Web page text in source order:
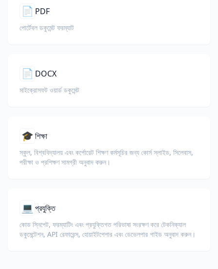
📄 PDF
পোর্টেবল ডকুমেন্ট ফরম্যাট
📄 DOCX
মাইক্রোসফট ওয়ার্ড ডকুমেন্ট
🎓শিক্ষা
স্কুল, বিশ্ববিদ্যালয় এবং কর্পোরেট শিক্ষণ কর্মসূচির জন্য কোর্স স্লাইড, সিলেবাস,
পরীক্ষা ও প্রশিক্ষণ সামগ্রী অনুবাদ করুন।
💻 প্রযুক্তি
কোড স্নিপেট, ফরম্যাটিং এবং প্রযুক্তিগত পরিভাষা সংরক্ষণ করে টেকনিক্যাল
ডকুমেন্টেশন, API রেফারেন্স, হোয়াইটপেপার এবং ডেভেলপার গাইড অনুবাদ করুন।